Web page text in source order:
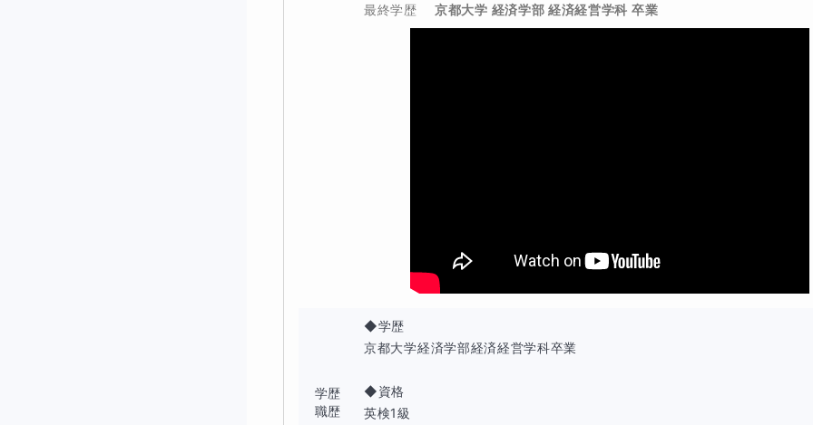
例えば、受験校で文法問題が出題されないのでされば、分厚い文法問題集に取り
受験直前になって過去問を始める方がいらっしゃいますが、それでは間に合いま
遅くとも夏休みに志望校の過去問に触れることで受験当日までの学習の進め方が
受験では「やったほうがいいこと」がたくさんあり、いろんなことに手を出して
最終学歴
京都大学 経済学部 経済経営学科 卒業
学歴
職歴
◆学歴
京都大学経済学部経済経営学科卒業
◆資格
英検1級